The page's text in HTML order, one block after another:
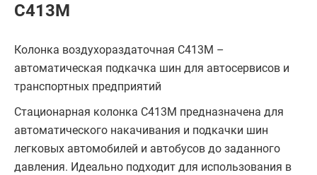
С413М
Колонка воздухораздаточная С413М –
автоматическая подкачка шин для автосервисов и
транспортных предприятий
Стационарная колонка С413М предназначена для
автоматического накачивания и подкачки шин
легковых автомобилей и автобусов до заданного
давления. Идеально подходит для использования в